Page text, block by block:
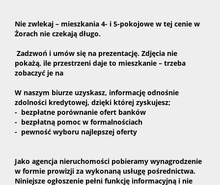
Nie zwlekaj – mieszkania 4- i 5-pokojowe w tej cenie w
Żorach nie czekają długo.
Zadzwoń i umów się na prezentację. Zdjęcia nie
pokażą, ile przestrzeni daje to mieszkanie – trzeba
zobaczyć je na
W naszym biurze uzyskasz, informację odnośnie
zdolności kredytowej, dzięki której zyskujesz;
- bezpłatne porównanie ofert banków
- bezpłatną pomoc w formalnościach
- pewność wyboru najlepszej oferty
Jako agencja nieruchomości pobieramy wynagrodzenie
w formie prowizji za wykonaną usługę pośrednictwa.
Niniejsze ogłoszenie pełni funkcję informacyjną i nie